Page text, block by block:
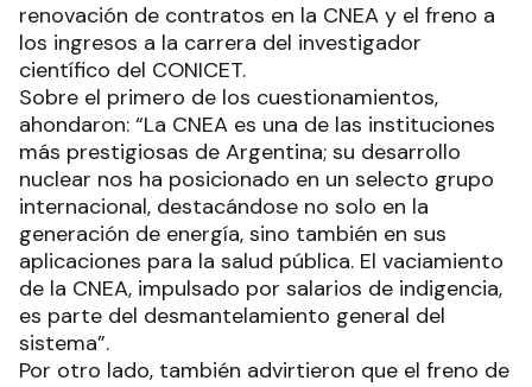
renovación de contratos en la CNEA y el freno a
los ingresos a la carrera del investigador
científico del CONICET.
Sobre el primero de los cuestionamientos,
ahondaron: “La CNEA es una de las instituciones
más prestigiosas de Argentina; su desarrollo
nuclear nos ha posicionado en un selecto grupo
internacional, destacándose no solo en la
generación de energía, sino también en sus
aplicaciones para la salud pública. El vaciamiento
de la CNEA, impulsado por salarios de indigencia,
es parte del desmantelamiento general del
sistema”.
Por otro lado, también advirtieron que el freno de